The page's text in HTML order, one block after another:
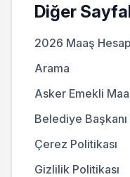
Diğer
2026 Maaş
Arama
Asker Emekli
Belediye
Çerez Politikası
Gizlilik Politikası